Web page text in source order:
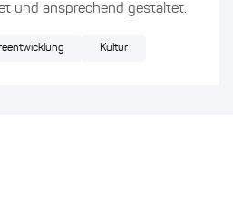
und ansprechend gestaltet.
Kultur